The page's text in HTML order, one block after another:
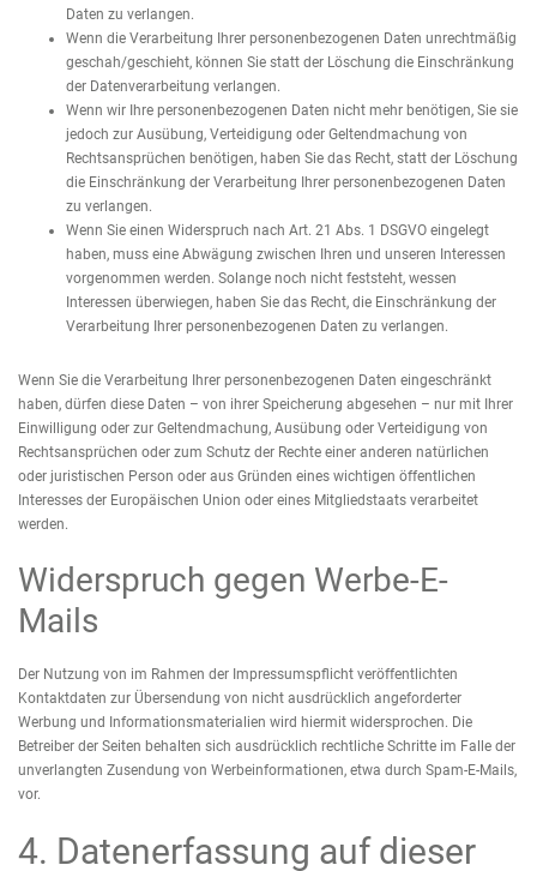
Daten zu verlangen.
Wenn die Verarbeitung Ihrer personenbezogenen Daten unrechtmäßig
geschah/geschieht, können Sie statt der Löschung die Einschränkung
der Datenverarbeitung verlangen.
Wenn wir Ihre personenbezogenen Daten nicht mehr benötigen, Sie sie
jedoch zur Ausübung, Verteidigung oder Geltendmachung von
Rechtsansprüchen benötigen, haben Sie das Recht, statt der Löschung
die Einschränkung der Verarbeitung Ihrer personenbezogenen Daten
zu verlangen.
Wenn Sie einen Widerspruch nach Art. 21 Abs. 1 DSGVO eingelegt
haben, muss eine Abwägung zwischen Ihren und unseren Interessen
vorgenommen werden. Solange noch nicht feststeht, wessen
Interessen überwiegen, haben Sie das Recht, die Einschränkung der
Verarbeitung Ihrer personenbezogenen Daten zu verlangen.
Wenn Sie die Verarbeitung Ihrer personenbezogenen Daten eingeschränkt
haben, dürfen diese Daten – von ihrer Speicherung abgesehen – nur mit Ihrer
Einwilligung oder zur Geltendmachung, Ausübung oder Verteidigung von
Rechtsansprüchen oder zum Schutz der Rechte einer anderen natürlichen
oder juristischen Person oder aus Gründen eines wichtigen öffentlichen
Interesses der Europäischen Union oder eines Mitgliedstaats verarbeitet
werden.
Widerspruch gegen Werbe-E-
Mails
Der Nutzung von im Rahmen der Impressumspflicht veröffentlichten
Kontaktdaten zur Übersendung von nicht ausdrücklich angeforderter
Werbung und Informationsmaterialien wird hiermit widersprochen. Die
Betreiber der Seiten behalten sich ausdrücklich rechtliche Schritte im Falle der
unverlangten Zusendung von Werbeinformationen, etwa durch Spam-E-Mails,
vor.
4. Datenerfassung auf dieser